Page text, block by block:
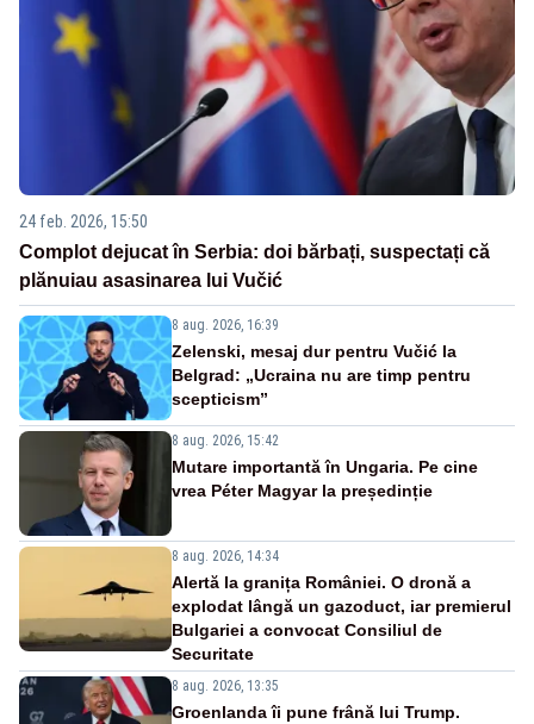
24 feb. 2026, 15:50
Complot dejucat în Serbia: doi bărbați, suspectați că
plănuiau asasinarea lui Vučić
8 aug. 2026, 16:39
Zelenski, mesaj dur pentru Vučić la
Belgrad: „Ucraina nu are timp pentru
scepticism”
8 aug. 2026, 15:42
Mutare importantă în Ungaria. Pe cine
vrea Péter Magyar la președinție
8 aug. 2026, 14:34
Alertă la granița României. O dronă a
explodat lângă un gazoduct, iar premierul
Bulgariei a convocat Consiliul de
Securitate
8 aug. 2026, 13:35
Groenlanda îi pune frână lui Trump.